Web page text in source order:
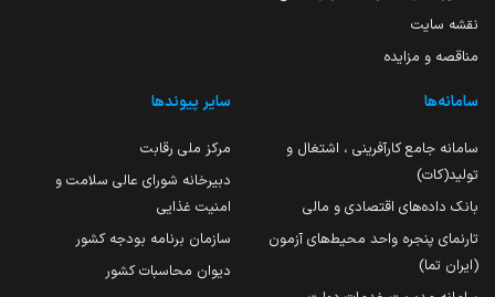
نقشه سایت
مناقصه و مزایده
سامانه‌ها
سامانه جامع کارآفرینی ، اشتغال و
تولید(کات)
بانک داده‌های اقتصادی و مالی
تارنمای پنجره واحد محیط‌های آزمون
(ایران تما)
سایر پیوندها
مرکز ملی رقابت
دبیرخانه شورای عالی سلامت و
امنیت غذایی
سازمان برنامه بودجه کشور
دیوان محاسبات کشور